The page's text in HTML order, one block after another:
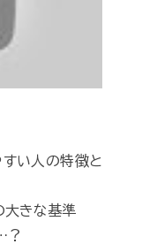
い人の特徴と
大きな基準
？